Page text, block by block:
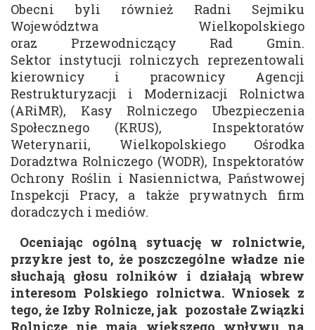
Obecni byli również Radni Sejmiku
Województwa Wielkopolskiego
oraz Przewodniczący Rad Gmin.
Sektor instytucji rolniczych reprezentowali
kierownicy i pracownicy Agencji
Restrukturyzacji i Modernizacji Rolnictwa
(ARiMR), Kasy Rolniczego Ubezpieczenia
Społecznego (KRUS), Inspektoratów
Weterynarii, Wielkopolskiego Ośrodka
Doradztwa Rolniczego (WODR), Inspektoratów
Ochrony Roślin i Nasiennictwa, Państwowej
Inspekcji Pracy, a także prywatnych firm
doradczych i mediów.
Oceniając ogólną sytuację w rolnictwie,
przykre jest to, że poszczególne władze nie
słuchają głosu rolników i działają wbrew
interesom Polskiego rolnictwa. Wniosek z
tego, że Izby Rolnicze, jak pozostałe Związki
Rolnicze nie mają większego wpływu na